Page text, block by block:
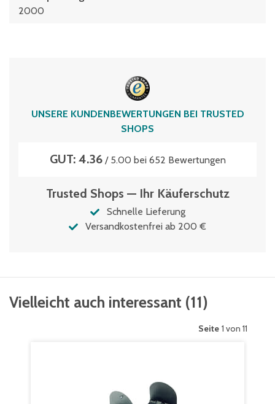
2000
UNSERE KUNDENBEWERTUNGEN BEI TRUSTED
SHOPS
GUT: 4.36/ 5.00 bei 652 Bewertungen
Trusted Shops — Ihr Käuferschutz
Schnelle Lieferung
Versandkostenfrei ab 200 €
Vielleicht auch interessant (11)
Seite 1 von 11